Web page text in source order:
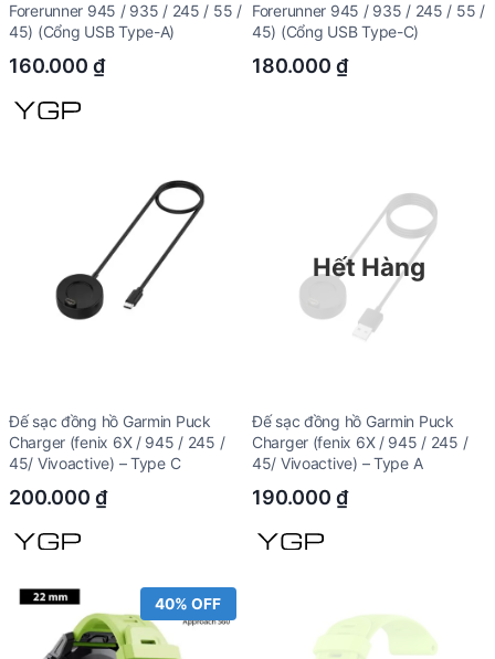
Forerunner 945 / 935 / 245 / 55 /
45) (Cổng USB Type-A)
160.000 ₫
Forerunner 945 / 935 / 245 / 55 /
45) (Cổng USB Type-C)
180.000 ₫
Đế sạc đồng hồ Garmin Puck
Charger (fenix 6X / 945 / 245 /
45/ Vivoactive) – Type C
200.000 ₫
Hết Hàng
Đế sạc đồng hồ Garmin Puck
Charger (fenix 6X / 945 / 245 /
45/ Vivoactive) – Type A
190.000 ₫
40% OFF